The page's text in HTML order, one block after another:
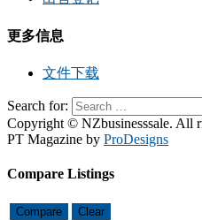
更多信息
文件下载
Search for:
Copyright © NZbusinesssale. All
PT Magazine by ProDesigns
Compare Listings
Compare Clear